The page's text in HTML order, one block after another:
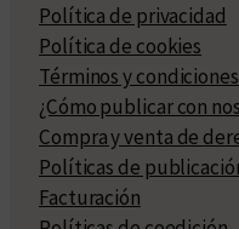
Política de privacidad
Política de cookies
Términos y
¿Cómo publicar con
Compra y venta de
Políticas de
Facturación